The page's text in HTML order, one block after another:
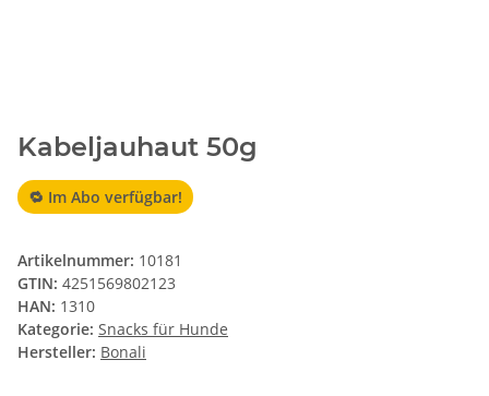
Kabeljauhaut 50g
🔁 Im Abo verfügbar!
Artikelnummer: 10181
GTIN: 4251569802123
HAN: 1310
Kategorie: Snacks für Hunde
Hersteller: Bonali